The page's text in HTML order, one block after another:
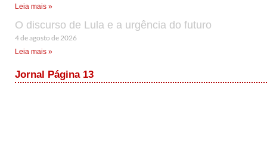
Leia mais »
O discurso de Lula e a urgência do futuro
4 de agosto de 2026
Leia mais »
Jornal Página 13